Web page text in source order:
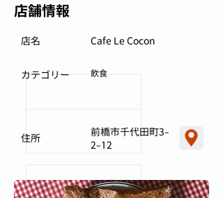
店舗情報
Cafe Le Cocon
店名
飲食
カテゴリー
前橋市千代田町3-
2-12
住所